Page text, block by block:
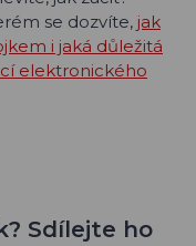
se dozvíte, jak
i jaká důležitá
elektronického
Sdílejte ho